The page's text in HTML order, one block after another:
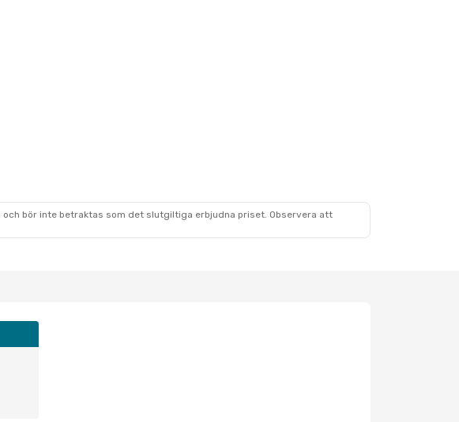
bör inte betraktas som det slutgiltiga erbjudna priset. Observera att